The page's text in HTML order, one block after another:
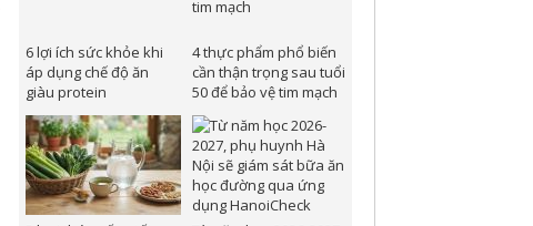
6 lợi ích sức khỏe khi
áp dụng chế độ ăn
giàu protein
4 thực phẩm phổ biến
cần thận trọng sau tuổi
50 để bảo vệ tim mạch